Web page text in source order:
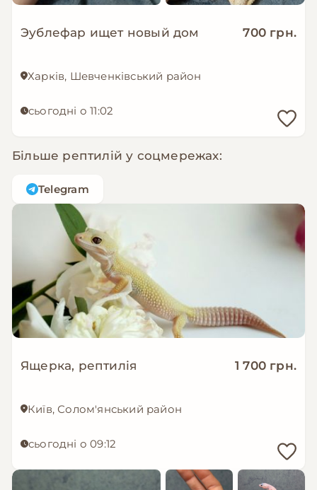
Эублефар ищет новый дом 700 грн.
Харків, Шевченківський район
сьогодні о 11:02
Більше рептилій у соцмережах:
Telegram
Ящерка, рептилія 1 700 грн.
Київ, Солом'янський район
сьогодні о 09:12